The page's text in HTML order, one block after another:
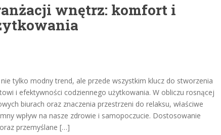
wnętrz: komfort i
tylko modny trend, ale przede wszystkim klucz do stworzenia
i efektywności codziennego użytkowania. W obliczu rosnącej
biurach oraz znaczenia przestrzeni do relaksu, właściwe
wpływ na nasze zdrowie i samopoczucie. Dostosowanie
przemyślane […]